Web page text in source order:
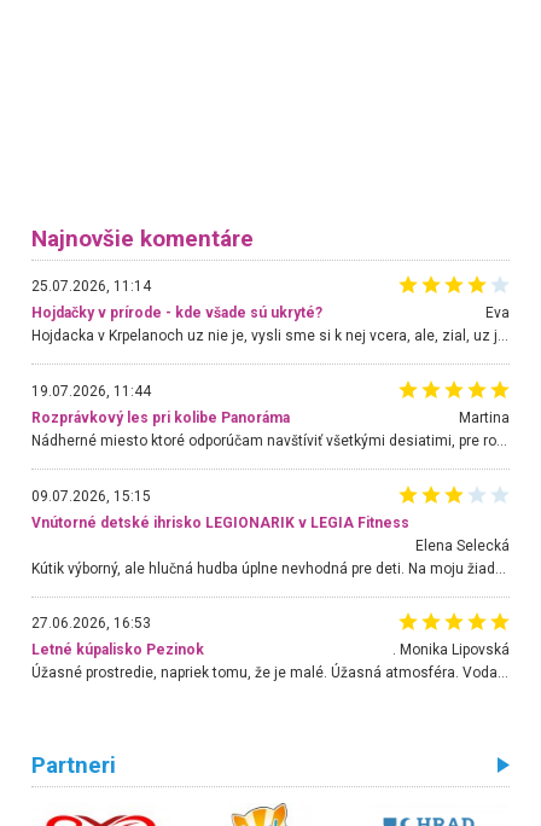
Najnovšie komentáre
25.07.2026, 11:14
Hojdačky v prírode - kde všade sú ukryté?
Eva
Hojdacka v Krpelanoch uz nie je, vysli sme si k nej vcera, ale, zial, uz je znicena. Ak sem planujete cestu len kvoli hojdacke, mozete si ju usetrit. Krasny vyhlad je tu vsak aj bez hojdacky :-)
19.07.2026, 11:44
Rozprávkový les pri kolibe Panoráma
Martina
Nádherné miesto ktoré odporúčam navštíviť všetkými desiatimi, pre rodiny s deťmi, dôchodcom... Proste a jednoducho ozaj rozprávkový les.. určite ešte prídeme. Odniesli sme si na pamiatku krásne tričká,
09.07.2026, 15:15
Vnútorné detské ihrisko LEGIONARIK v LEGIA Fitness
Elena Selecká
27.06.2026, 16:53
Letné kúpalisko Pezinok
. Monika Lipovská
Úžasné prostredie, napriek tomu, že je malé. Úžasná atmosféra. Voda fantastická a nádherná. Ľudí je pomerne veľa, ale su mili a ohľaduplní. Je veľmi zaujímavé sledovať, ako dokážu spolu športovať cudzí ľudia a bez ohľadu na vek. Vládne tu pohoda. Vnuka neviem dostať z vody. Ďakujem za krásny deň . Urcite sa sem vrátim. Jediný problém je s parkovaním, ale aj ten sa mi podarilo vyriešiť. Monika Bratislava
Partneri